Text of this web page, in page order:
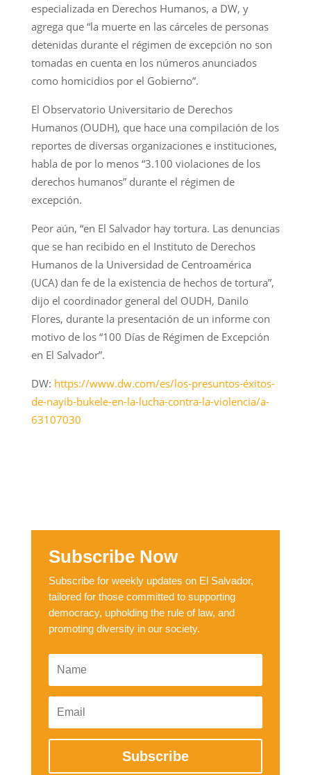
especializada en Derechos Humanos, a DW, y
agrega que “la muerte en las cárceles de personas
detenidas durante el régimen de excepción no son
tomadas en cuenta en los números anunciados
como homicidios por el Gobierno”.
El Observatorio Universitario de Derechos
Humanos (OUDH), que hace una compilación de los
reportes de diversas organizaciones e instituciones,
habla de por lo menos “3.100 violaciones de los
derechos humanos” durante el régimen de
excepción.
Peor aún, “en El Salvador hay tortura. Las denuncias
que se han recibido en el Instituto de Derechos
Humanos de la Universidad de Centroamérica
(UCA) dan fe de la existencia de hechos de tortura”,
dijo el coordinador general del OUDH, Danilo
Flores, durante la presentación de un informe con
motivo de los “100 Días de Régimen de Excepción
en El Salvador”.
DW: https://www.dw.com/es/los-presuntos-éxitos-
de-nayib-bukele-en-la-lucha-contra-la-violencia/a-
63107030
Subscribe Now
Subscribe for weekly updates on El Salvador,
tailored for those committed to supporting
democracy, upholding the rule of law, and
promoting diversity in our society.
Subscribe